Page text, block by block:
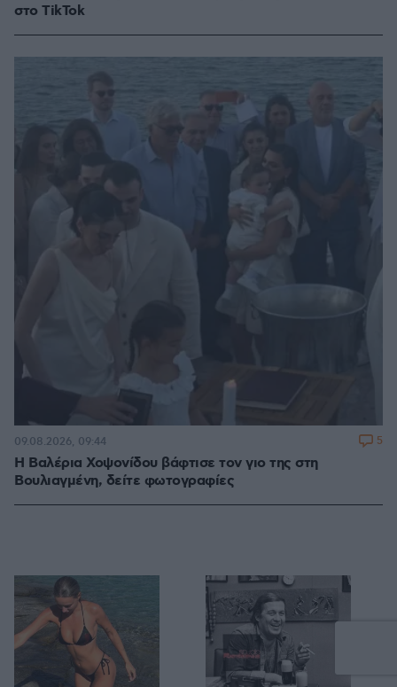
στο TikTok
Η Βαλέρια Χοψονίδου βάφτισε τον γιο της στη
Βουλιαγμένη, δείτε φωτογραφίες
09.08.2026, 09:44 5